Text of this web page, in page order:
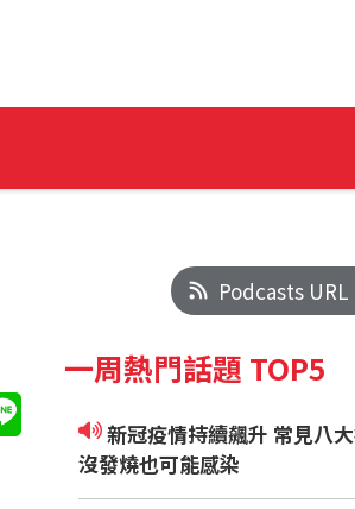
Podcasts
一周熱門話題 TOP5
新冠疫情持續飆升 常見八大症狀
沒發燒也可能感染